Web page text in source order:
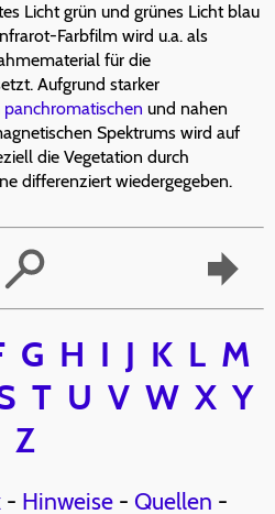
Licht grün und grünes Licht blau
Farbfilm wird u.a. als
für die
Aufgrund starker
panchromatischen und nahen
Spektrums wird auf
die Vegetation durch
differenziert wiedergegeben.
G H I J K L M
T U V W X Y
Z
- Hinweise- Quellen -